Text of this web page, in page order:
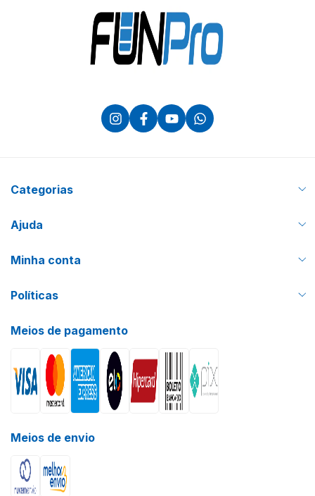
Categorias
Ajuda
Minha conta
Políticas
Meios de pagamento
Meios de envio